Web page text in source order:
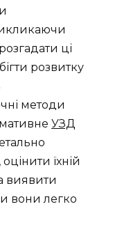
ці
розвитку
методи
УЗД
їхній
виявити
вони легко